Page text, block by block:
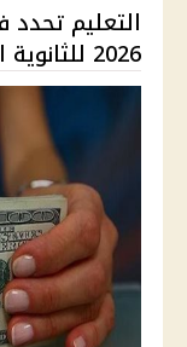
التعليم تحدد
2026 للثانوية العامة بالد...